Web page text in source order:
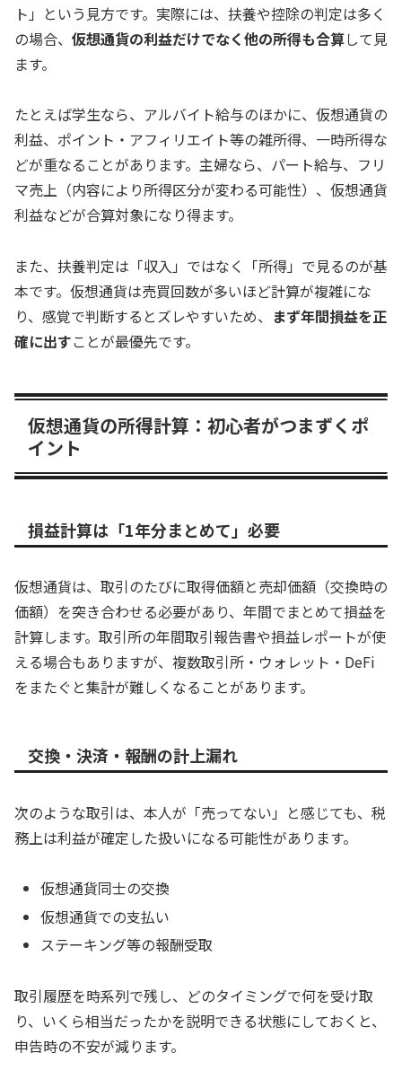
ト」という見方です。実際には、扶養や控除の判定は多く
の場合、 仮想通貨の利益だけでなく他の所得も合算して見
ます。
たとえば学生なら、アルバイト給与のほかに、仮想通貨の
利益、ポイント・アフィリエイト等の雑所得、一時所得な
どが重なることがあります。主婦なら、パート給与、フリ
マ売上（内容により所得区分が変わる可能性）、仮想通貨
利益などが合算対象になり得ます。
また、扶養判定は「収入」ではなく「所得」で見るのが基
本です。仮想通貨は売買回数が多いほど計算が複雑にな
り、感覚で判断するとズレやすいため、 まず年間損益を正
確に出すことが最優先です。
仮想通貨の所得計算：初心者がつまずくポ
イント
損益計算は「1年分まとめて」必要
仮想通貨は、取引のたびに取得価額と売却価額（交換時の
価額）を突き合わせる必要があり、年間でまとめて損益を
計算します。取引所の年間取引報告書や損益レポートが使
える場合もありますが、複数取引所・ウォレット・DeFi
をまたぐと集計が難しくなることがあります。
交換・決済・報酬の計上漏れ
次のような取引は、本人が「売ってない」と感じても、税
務上は利益が確定した扱いになる可能性があります。
仮想通貨同士の交換
仮想通貨での支払い
ステーキング等の報酬受取
取引履歴を時系列で残し、どのタイミングで何を受け取
り、いくら相当だったかを説明できる状態にしておくと、
申告時の不安が減ります。